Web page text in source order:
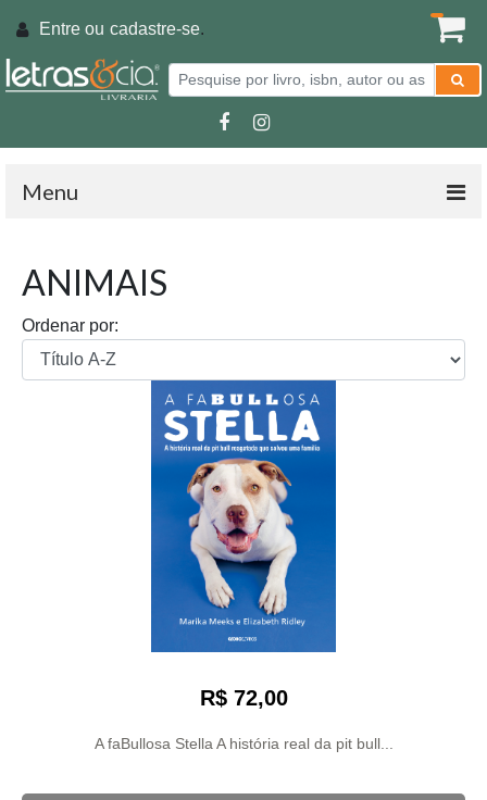
Entre ou cadastre-se.
Menu
ANIMAIS
Ordenar por:
R$ 72,00
A faBullosa Stella A história real da pit bull...